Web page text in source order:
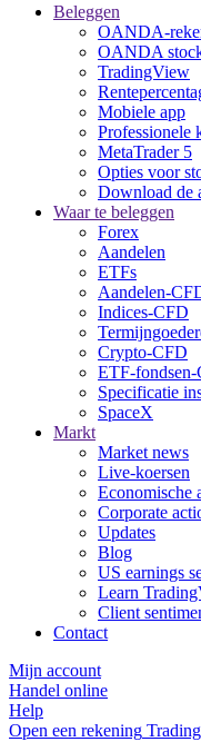
Beleggen
OANDA-
OANDA
TradingView
Mobiele app
Professionele
MetaTrader 5
Opties voor
Download de
Waar te beleggen
Forex
Aandelen
ETFs
Aandelen-
Indices-CFD
Crypto-CFD
ETF-fondsen-
Specificatie
SpaceX
Markt
Market news
Live-koersen
Economische
Corporate
Updates
Blog
US earnings
Learn
Client
Contact
Mijn account
Handel online
Help
Open een rekening Trading